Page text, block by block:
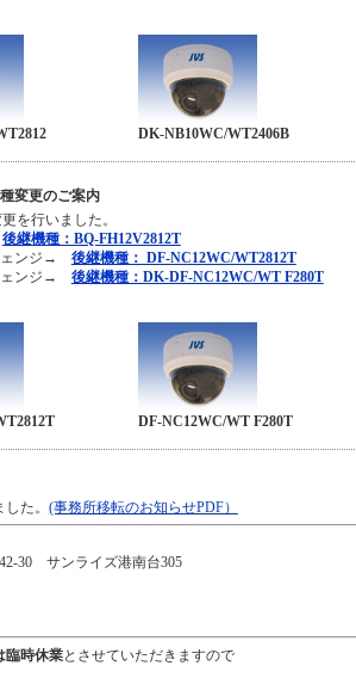
DK-NB10WC/WT2406B
変更のご案内
を行いました。
後継機種：BQ-FH12V2812T
ェンジ→ 後継機種： DF-NC12WC/WT2812T
ェンジ→ 後継機種：DK-DF-NC12WC/WT F280T
DF-NC12WC/WT F280T
た。 (事務所移転のお知らせPDF）
30 サンライズ港南台305
臨時休業とさせていただきますので